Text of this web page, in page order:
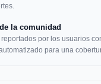
la comunidad
reportados por los usuarios
para una